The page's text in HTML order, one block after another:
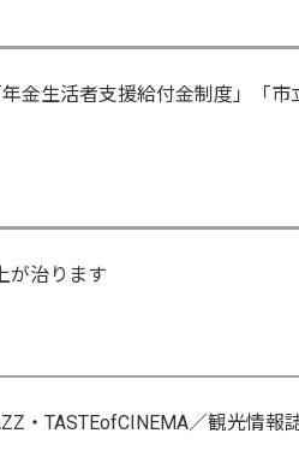
金生活者支援給付金制度」「市
が治ります
・TASTEofCINEMA／観光情報